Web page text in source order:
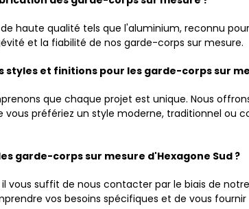
haute qualité tels que l'aluminium, reconnu
et la fiabilité de nos garde-corps sur mesure.
styles et finitions pour les garde-corps sur
que chaque projet est unique. Nous
vous préfériez un style moderne, traditionnel ou
garde-corps sur mesure d'Hexagone Sud ?
vous suffit de nous contacter par le biais de
vos besoins spécifiques et de vous